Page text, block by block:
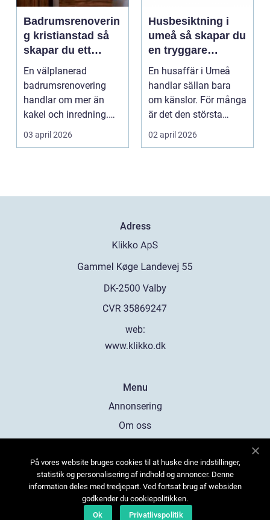
Badrumsrenoverin
g kristianstad så
skapar du ett
funktionellt och
hållbart badrum
En välplanerad
badrumsrenovering
handlar om mer än
kakel och inredning.
För många hushåll
runt Krist...
03 april 2026
Husbesiktning i
umeå så skapar du
en tryggare
bostadsaffär
En husaffär i Umeå
handlar sällan bara
om känslor. För många
är det den största
ekonomiska affären i...
02 april 2026
Adress
web:
www.klikko.dk
Menu
Annonsering
Om oss
Kontakta oss
Sitemap
På vores website bruges cookies til at huske dine indstillinger,
statistik og personalisering af indhold og annoncer. Denne
information deles med tredjepart. Ved fortsat brug af websiden
godkender du cookiepolitikken.
Ok
Privatlivspolitik